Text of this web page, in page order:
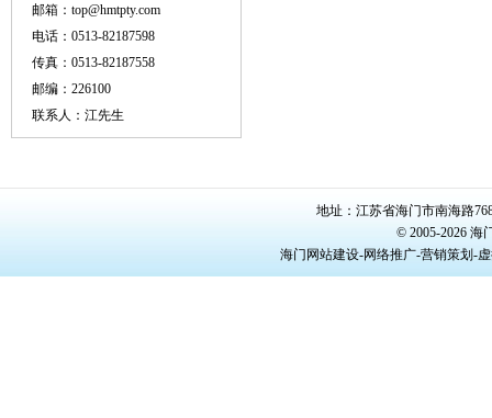
邮箱：top@hmtpty.com
电话：0513-82187598
传真：0513-82187558
邮编：226100
联系人：江先生
地址：江苏省海门市南海路
© 2005-2026
海门网站建设-网络推广-营销策划-